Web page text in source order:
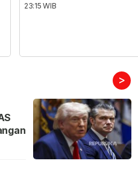
23:15 WIB
>